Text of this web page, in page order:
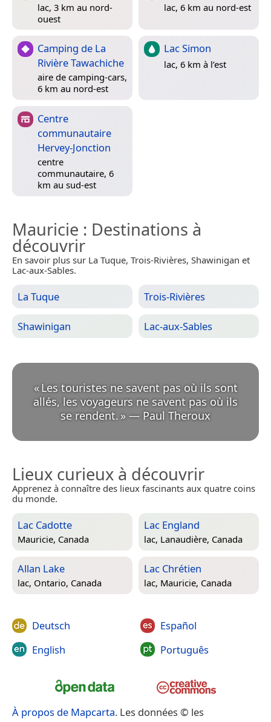
lac, 3 km au nord-
ouest
lac, 6 km au nord-est
Camping de La
Rivière Tawachiche
aire de camping-cars,
6 km au nord-est
Lac Simon
lac, 6 km à l’est
Centre
communautaire
Hervey-Jonction
centre
communautaire, 6
km au sud-est
Mauricie : Destinations à
découvrir
En savoir plus sur La Tuque, Trois-Rivières, Shawinigan et
Lac-aux-Sables.
La Tuque Trois-Rivières
Shawinigan Lac-aux-Sables
«Les touristes ne savent pas où ils sont
allés, les voyageurs ne savent pas où ils
se rendent. » — Paul Theroux
Lieux curieux à découvrir
Apprenez à connaître des lieux fascinants aux quatre coins
du monde.
Lac Cadotte
Mauricie, Canada
Lac England
lac, Lanaudière, Canada
Allan Lake
lac, Ontario, Canada
Lac Chrétien
lac, Mauricie, Canada
Deutsch
English
Español
Português
À propos de Mapcarta. Les données © les